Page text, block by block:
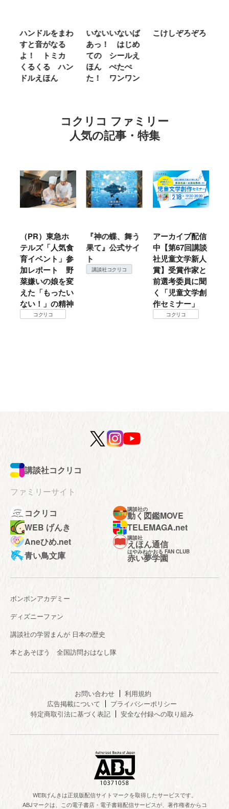
ハンドルをまわ
すと音がなる
よ！ トミカ
くるくる ハン
ドルえほん
いないいないば
あっ！ はじめ
ての シールえ
ほん ぺたぺ
た！ ワンワン
こけしぞろぞろ
コクリコ ファミリー
人気の記事・特集
（PR）東急ホ
テルズ「人気食
育イベント」参
加レポート 野
菜嫌いの娘を変
えた「もったい
ない！」の精神
コクリコ
『神の蝶、舞う
果て』公式サイ
ト
講談社コクリコ
アーカイブ配信
中【第67回講談
社児童文学新人
賞】受賞作家と
前選考委員に聞
く「児童文学創
作セミナー」
コクリコ
講談社コクリコ
ファミリーサイト
コクリコ
講談社の
動く図鑑MOVE
WEB げんき
TELEMAGA.net
Aneひめ.net
講談社
えほん通信
青い鳥文庫
はやみねかおる FAN CLUB
赤い夢学園
ボンボンアカデミー
ディズニーファン
講談社の学習まんが 日本の歴史
本とあそぼう 全国訪問おはなし隊
お問い合わせ
利用規約
広告掲載について
プライバシーポリシー
特定商取引法に基づく表記
安全な付録への取り組み
WEBげんきは正規版配信サイトマークを取得したサービスです。
ABJマークは、この電子書店・電子書籍配信サービスが、著作権者からコ